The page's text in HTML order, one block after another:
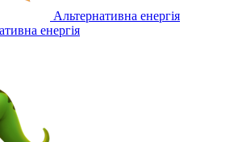
Альтернативна енергія
енергія